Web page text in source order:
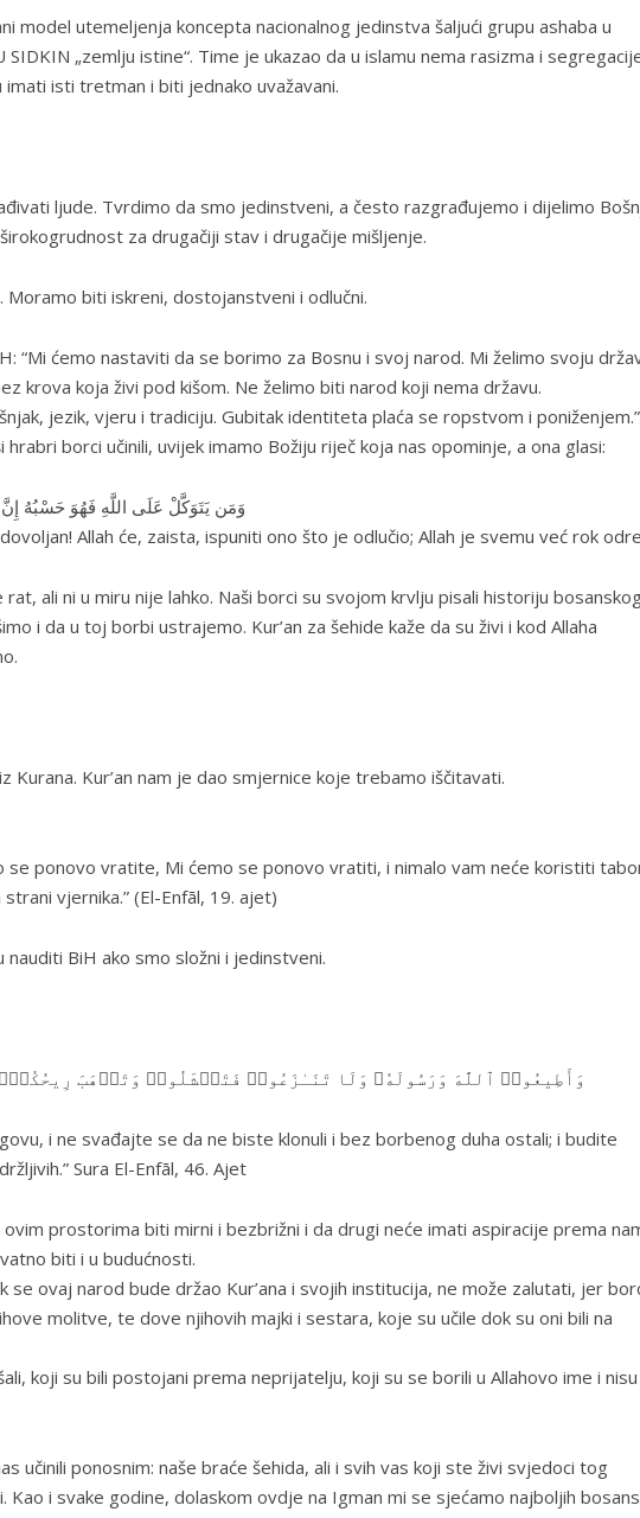
model utemeljenja koncepta nacionalnog jedinstva šaljući grupu ashaba u
SIDKIN „zemlju istine“. Time je ukazao da u islamu nema rasizma i
isti tretman i biti jednako uvažavani.
ljude. Tvrdimo da smo jedinstveni, a često razgrađujemo i dijelimo
za drugačiji stav i drugačije mišljenje.
biti iskreni, dostojanstveni i odlučni.
“Mi ćemo nastaviti da se borimo za Bosnu i svoj narod. Mi želimo svoju
krova koja živi pod kišom. Ne želimo biti narod koji nema državu.
jezik, vjeru i tradiciju. Gubitak identiteta plaća se ropstvom i poniženjem.”
borci učinili, uvijek imamo Božiju riječ koja nas opominje, a ona glasi:
…وَمَن يَتَوَكَّلْ عَلَى اللَّهِ فَهُوَ حَسْبُهُ
Allah će, zaista, ispuniti ono što je odlučio; Allah je svemu već rok
ali ni u miru nije lahko. Naši borci su svojom krvlju pisali historiju
i da u toj borbi ustrajemo. Kur’an za šehide kaže da su živi i kod Allaha
Kurana. Kur’an nam je dao smjernice koje trebamo iščitavati.
se ponovo vratite, Mi ćemo se ponovo vratiti, i nimalo vam neće koristiti
vjernika.” (El-Enfāl, 19. ajet)
nauditi BiH ako smo složni i jedinstveni.
وَأَطِیعُوا۟ ٱللَّهَ وَرَسُولَهُۥ وَلَا تَنَـٰزَعُوا۟ فَتَفۡشَلُوا۟ وَتَذۡهَبَ
i ne svađajte se da ne biste klonuli i bez borbenog duha ostali; i budite
Sura El-Enfāl, 46. Ajet
prostorima biti mirni i bezbrižni i da drugi neće imati aspiracije prema
biti i u budućnosti.
ovaj narod bude držao Kur’ana i svojih institucija, ne može zalutati, jer
molitve, te dove njihovih majki i sestara, koje su učile dok su oni bili na
koji su bili postojani prema neprijatelju, koji su se borili u Allahovo ime i
učinili ponosnim: naše braće šehida, ali i svih vas koji ste živi svjedoci tog
i svake godine, dolaskom ovdje na Igman mi se sjećamo najboljih